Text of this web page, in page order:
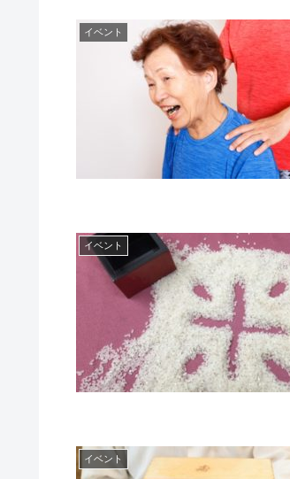
イベント
イベント
イベント